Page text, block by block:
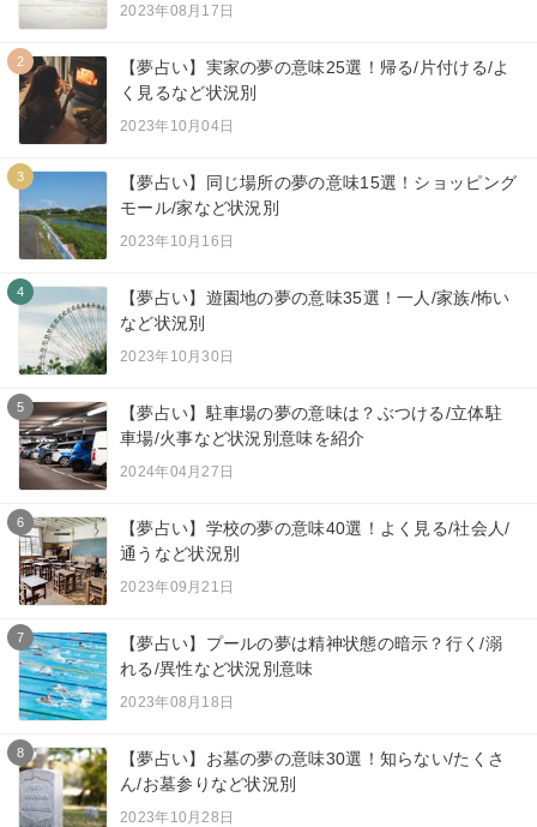
2023年08月17日
2
【夢占い】実家の夢の意味25選！帰る/片付ける/よ
く見るなど状況別
2023年10月04日
3
【夢占い】同じ場所の夢の意味15選！ショッピング
モール/家など状況別
2023年10月16日
4
【夢占い】遊園地の夢の意味35選！一人/家族/怖い
など状況別
2023年10月30日
5
【夢占い】駐車場の夢の意味は？ぶつける/立体駐
車場/火事など状況別意味を紹介
2024年04月27日
6
【夢占い】学校の夢の意味40選！よく見る/社会人/
通うなど状況別
2023年09月21日
7
【夢占い】プールの夢は精神状態の暗示？行く/溺
れる/異性など状況別意味
2023年08月18日
8
【夢占い】お墓の夢の意味30選！知らない/たくさ
ん/お墓参りなど状況別
2023年10月28日